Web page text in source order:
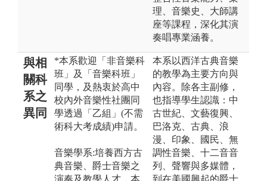
理、音樂史、大師講
座等課程，深化其演
奏唱專業涵養。
與相
關科
系之
異同
*本系歡迎「非音樂科
班」及「音樂科班」
同學，及熱衷於高中
校內外音樂性社團同
學透過「乙組」(不需
術科大考成績)申請。
音樂學系:培養西方古
典音樂、爵士音樂之
演奏及教學人才，本
本系以西洋古典音樂
的教學為主要方向與
內容。除各主副修，
也指導學生認識：中
古世紀、文藝復興、
巴洛克、古典、浪
漫、印象、國民、無
調性音樂、十二音音
列、聲響與多媒體，
到在美國興起的爵士